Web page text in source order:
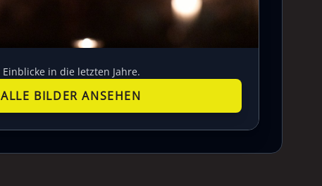
Einblicke in die letzten Jahre.
ALLE BILDER ANSEHEN